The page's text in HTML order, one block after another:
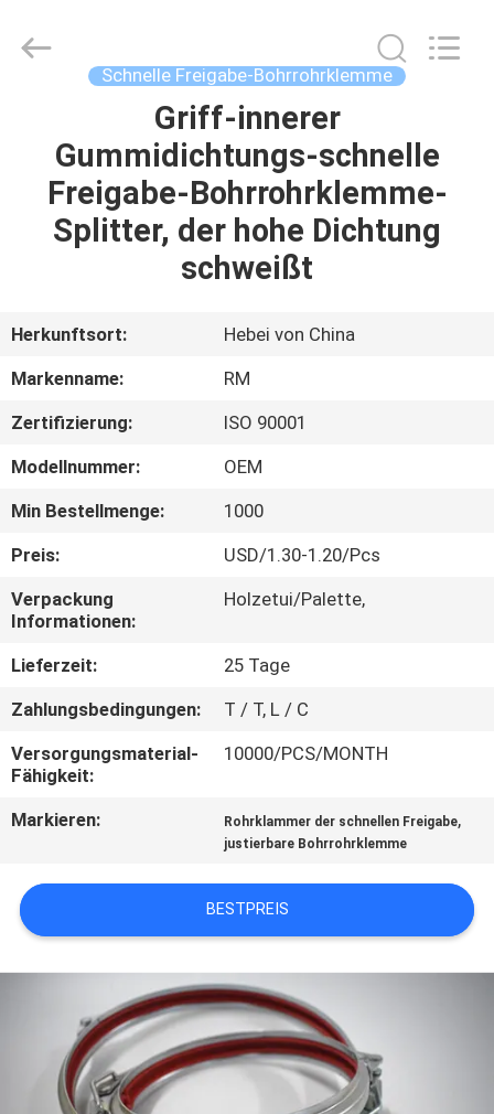
PRODUKTE
ÜBER
WERKSBESICHTIGUNG
QUALITÄTSKONTROLLE
KONTAKT
MIT
UNS
NACHRICHTEN
FÄLLE
SITEMAP
POLICY
CO.,LTD.
Schnelle Freigabe-Bohrrohrklemme
Griff-innerer
Gummidichtungs-schnelle
Freigabe-Bohrrohrklemme-
Splitter, der hohe Dichtung
schweißt
Herkunftsort:
Hebei von China
Markenname:
RM
Zertifizierung:
ISO 90001
Modellnummer:
OEM
Min Bestellmenge:
1000
Preis:
USD/1.30-1.20/Pcs
Verpackung
Informationen:
Holzetui/Palette,
Lieferzeit:
25 Tage
Zahlungsbedingungen:
T / T, L / C
Versorgungsmaterial-
Fähigkeit:
10000/PCS/MONTH
Markieren: Rohrklammer der schnellen Freigabe,
justierbare Bohrrohrklemme
BESTPREIS